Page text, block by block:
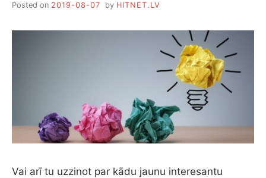
Posted on 2019-08-07 by HITNET.LV
Vai arī tu uzzinot par kādu jaunu interesantu